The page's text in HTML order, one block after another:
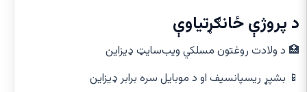
د پروژې ځانګړتیاوې
🏥 د ولادت روغتون مسلکي ویب‌سایټ ډیزاین
📱 بشپړ ریسپانسیف او د موبایل سره برابر ډیزاین